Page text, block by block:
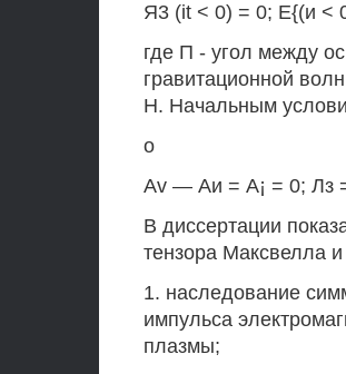
Я3 (it < 0) = 0; Е{(и <
где П - угол между
гравитационной
Н. Начальным
о
Av — Аи = A¡ = 0; Лз
В диссертации
тензора Максвелла
1. наследование
импульса
плазмы;